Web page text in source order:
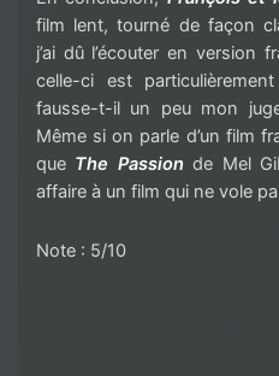
film lent, tourné de façon
j’ai dû l’écouter en version
celle-ci est
fausse-t-il un peu mon
Même si on parle d’un film
que The Passionde Mel
affaire à un film qui ne vole
Note : 5/10